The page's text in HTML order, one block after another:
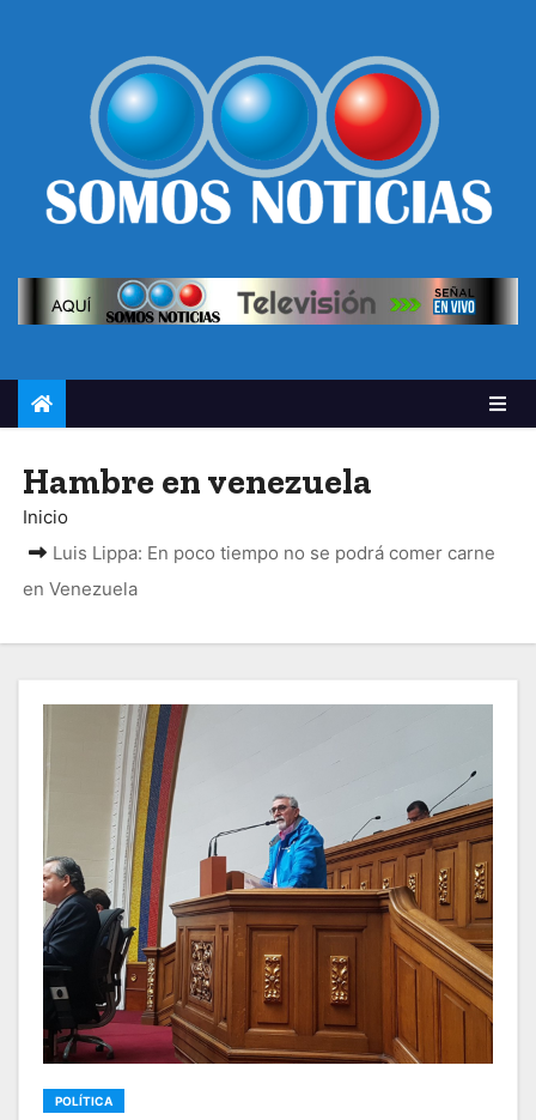
Hambre en venezuela
Inicio
Luis Lippa: En poco tiempo no se podrá comer carne
en Venezuela
POLÍTICA